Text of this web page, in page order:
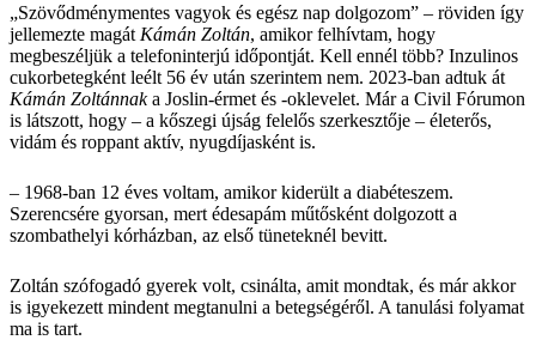
„Szövődménymentes vagyok és egész nap dolgozom” – röviden így
jellemezte magát Kámán Zoltán, amikor felhívtam, hogy
megbeszéljük a telefoninterjú időpontját. Kell ennél több? Inzulinos
cukorbetegként leélt 56 év után szerintem nem. 2023-ban adtuk át
Kámán Zoltánnaka Joslin-érmet és -oklevelet. Már a Civil Fórumon
is látszott, hogy – a kőszegi újság felelős szerkesztője – életerős,
vidám és roppant aktív, nyugdíjasként is.
– 1968-ban 12 éves voltam, amikor kiderült a diabéteszem.
Szerencsére gyorsan, mert édesapám műtősként dolgozott a
szombathelyi kórházban, az első tüneteknél bevitt.
Zoltán szófogadó gyerek volt, csinálta, amit mondtak, és már akkor
is igyekezett mindent megtanulni a betegségéről. A tanulási folyamat
ma is tart.